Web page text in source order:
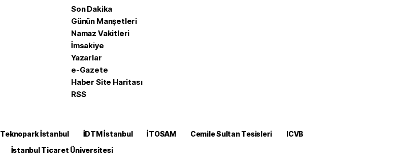
Son Dakika
Günün Manşetleri
Namaz Vakitleri
İmsakiye
Yazarlar
e-Gazete
Haber Site Haritası
RSS
Teknopark İstanbul İDTM İstanbul İTOSAM Cemile Sultan Tesisleri
ICVB
İstanbul Ticaret Üniversitesi